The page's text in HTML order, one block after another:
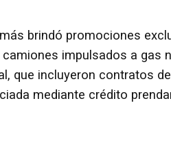
brindó promociones
impulsados a gas
que incluyeron contratos
mediante crédito